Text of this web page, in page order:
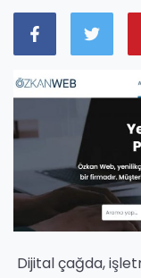
Dijital çağda,